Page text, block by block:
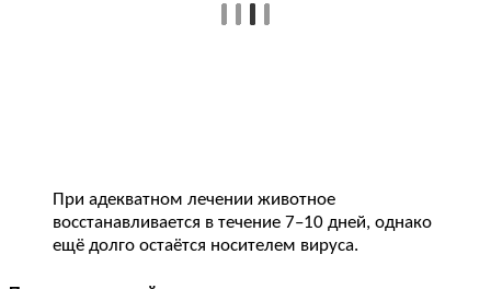
При адекватном лечении животное
восстанавливается в течение 7–10 дней, однако
ещё долго остаётся носителем вируса.